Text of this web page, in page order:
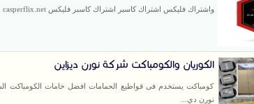
واشتراك فليكس اشتراك كاسبر اشتراك كاسبر فليكس casperflix.net
الكوريان والكومباكت شركة نورن ديزاين
كومباكت يستخدم فى قواطيع الحمامات افضل خامات الكومباكت
نورن دي...